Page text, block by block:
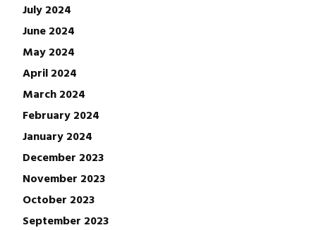
July 2024
June 2024
May 2024
April 2024
March 2024
February 2024
January 2024
December 2023
November 2023
October 2023
September 2023